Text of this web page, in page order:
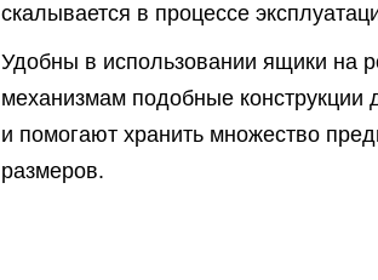
скалывается в процессе
Удобны в использовании ящики на
механизмам подобные
и помогают хранить множество
размеров.